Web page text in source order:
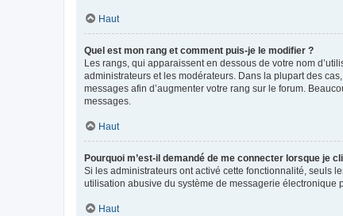
Haut
Quel est mon rang et comment puis-je le modifier ?
Les rangs, qui apparaissent en dessous de votre nom
administrateurs et les modérateurs. Dans la plupart des
messages afin d’augmenter votre rang sur le forum.
messages.
Haut
Pourquoi m’est-il demandé de me connecter lorsque je
Si les administrateurs ont activé cette fonctionnalité, seuls
utilisation abusive du système de messagerie électronique
Haut